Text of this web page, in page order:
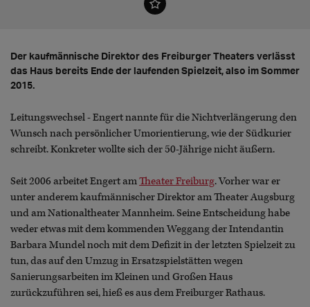
Der kaufmännische Direktor des Freiburger Theaters verlässt
das Haus bereits Ende der laufenden Spielzeit, also im Sommer
2015.
Leitungswechsel - Engert nannte für die Nichtverlängerung den
Wunsch nach persönlicher Umorientierung, wie der Südkurier
schreibt. Konkreter wollte sich der 50-Jährige nicht äußern.
Seit 2006 arbeitet Engert amTheater Freiburg. Vorher war er
unter anderem kaufmännischer Direktor am Theater Augsburg
und am Nationaltheater Mannheim. Seine Entscheidung habe
weder etwas mit dem kommenden Weggang der Intendantin
Barbara Mundel noch mit dem Defizit in der letzten Spielzeit zu
tun, das auf den Umzug in Ersatzspielstätten wegen
Sanierungsarbeiten im Kleinen und Großen Haus
zurückzuführen sei, hieß es aus dem Freiburger Rathaus.